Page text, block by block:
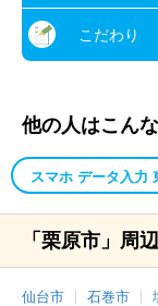
こだわり
他の人はこん
スマホ データ入力
「栗原市」周
仙台市 石巻市